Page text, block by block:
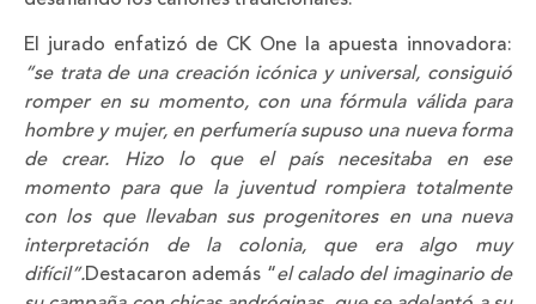
El jurado enfatizó de CK One la apuesta innovadora:
“se trata de una creación icónica y universal, consiguió
romper en su momento, con una fórmula válida para
hombre y mujer, en perfumería supuso una nueva forma
de crear. Hizo lo que el país necesitaba en ese
momento para que la juventud rompiera totalmente
con los que llevaban sus progenitores en una nueva
interpretación de la colonia, que era algo muy
difícil”.Destacaron además “el calado del imaginario de